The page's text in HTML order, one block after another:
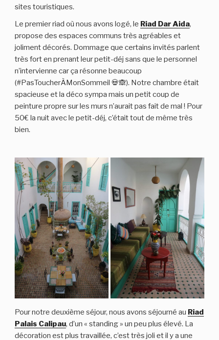
sites touristiques.
Le premier riad où nous avons logé, le Riad Dar Aida,
propose des espaces communs très agréables et
joliment décorés. Dommage que certains invités parlent
très fort en prenant leur petit-déj sans que le personnel
n’intervienne car ça résonne beaucoup
(#PasToucherÀMonSommeil 💀🙈). Notre chambre était
spacieuse et la déco sympa mais un petit coup de
peinture propre sur les murs n’aurait pas fait de mal ! Pour
50€ la nuit avec le petit-déj, c’était tout de même très
bien.
Pour notre deuxième séjour, nous avons séjourné au Riad
Palais Calipau, d’un « standing » un peu plus élevé. La
décoration est plus travaillée, c’est très joli et il y a une